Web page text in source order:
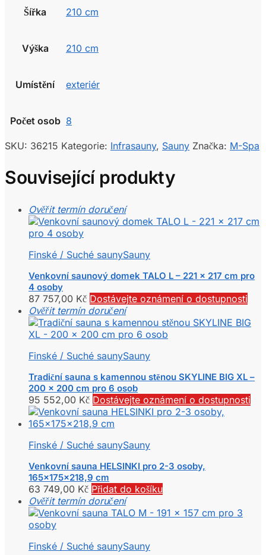
Šířka 210 cm
Výška 210 cm
Umístění exteriér
Počet osob 8
SKU: 36215 Kategorie: Infrasauny, Sauny Značka: M-Spa
Související produkty
Ověřit termín doručení
Finské / Suché saunySauny
Venkovní saunový domek TALO L – 221 x 217 cm pro
4 osoby
87 757,00 Kč Dostávejte oznámení o dostupnosti
Ověřit termín doručení
Finské / Suché saunySauny
Tradiční sauna s kamennou stěnou SKYLINE BIG XL –
200 x 200 cm pro 6 osob
95 552,00 Kč Dostávejte oznámení o dostupnosti
Finské / Suché saunySauny
Venkovní sauna HELSINKI pro 2-3 osoby,
165x175x218,9 cm
63 749,00 Kč Přidat do košíku
Ověřit termín doručení
Finské / Suché saunySauny